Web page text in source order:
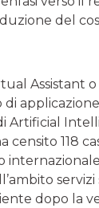
del
Assistant
di
Artificial
censito 118
dopo la